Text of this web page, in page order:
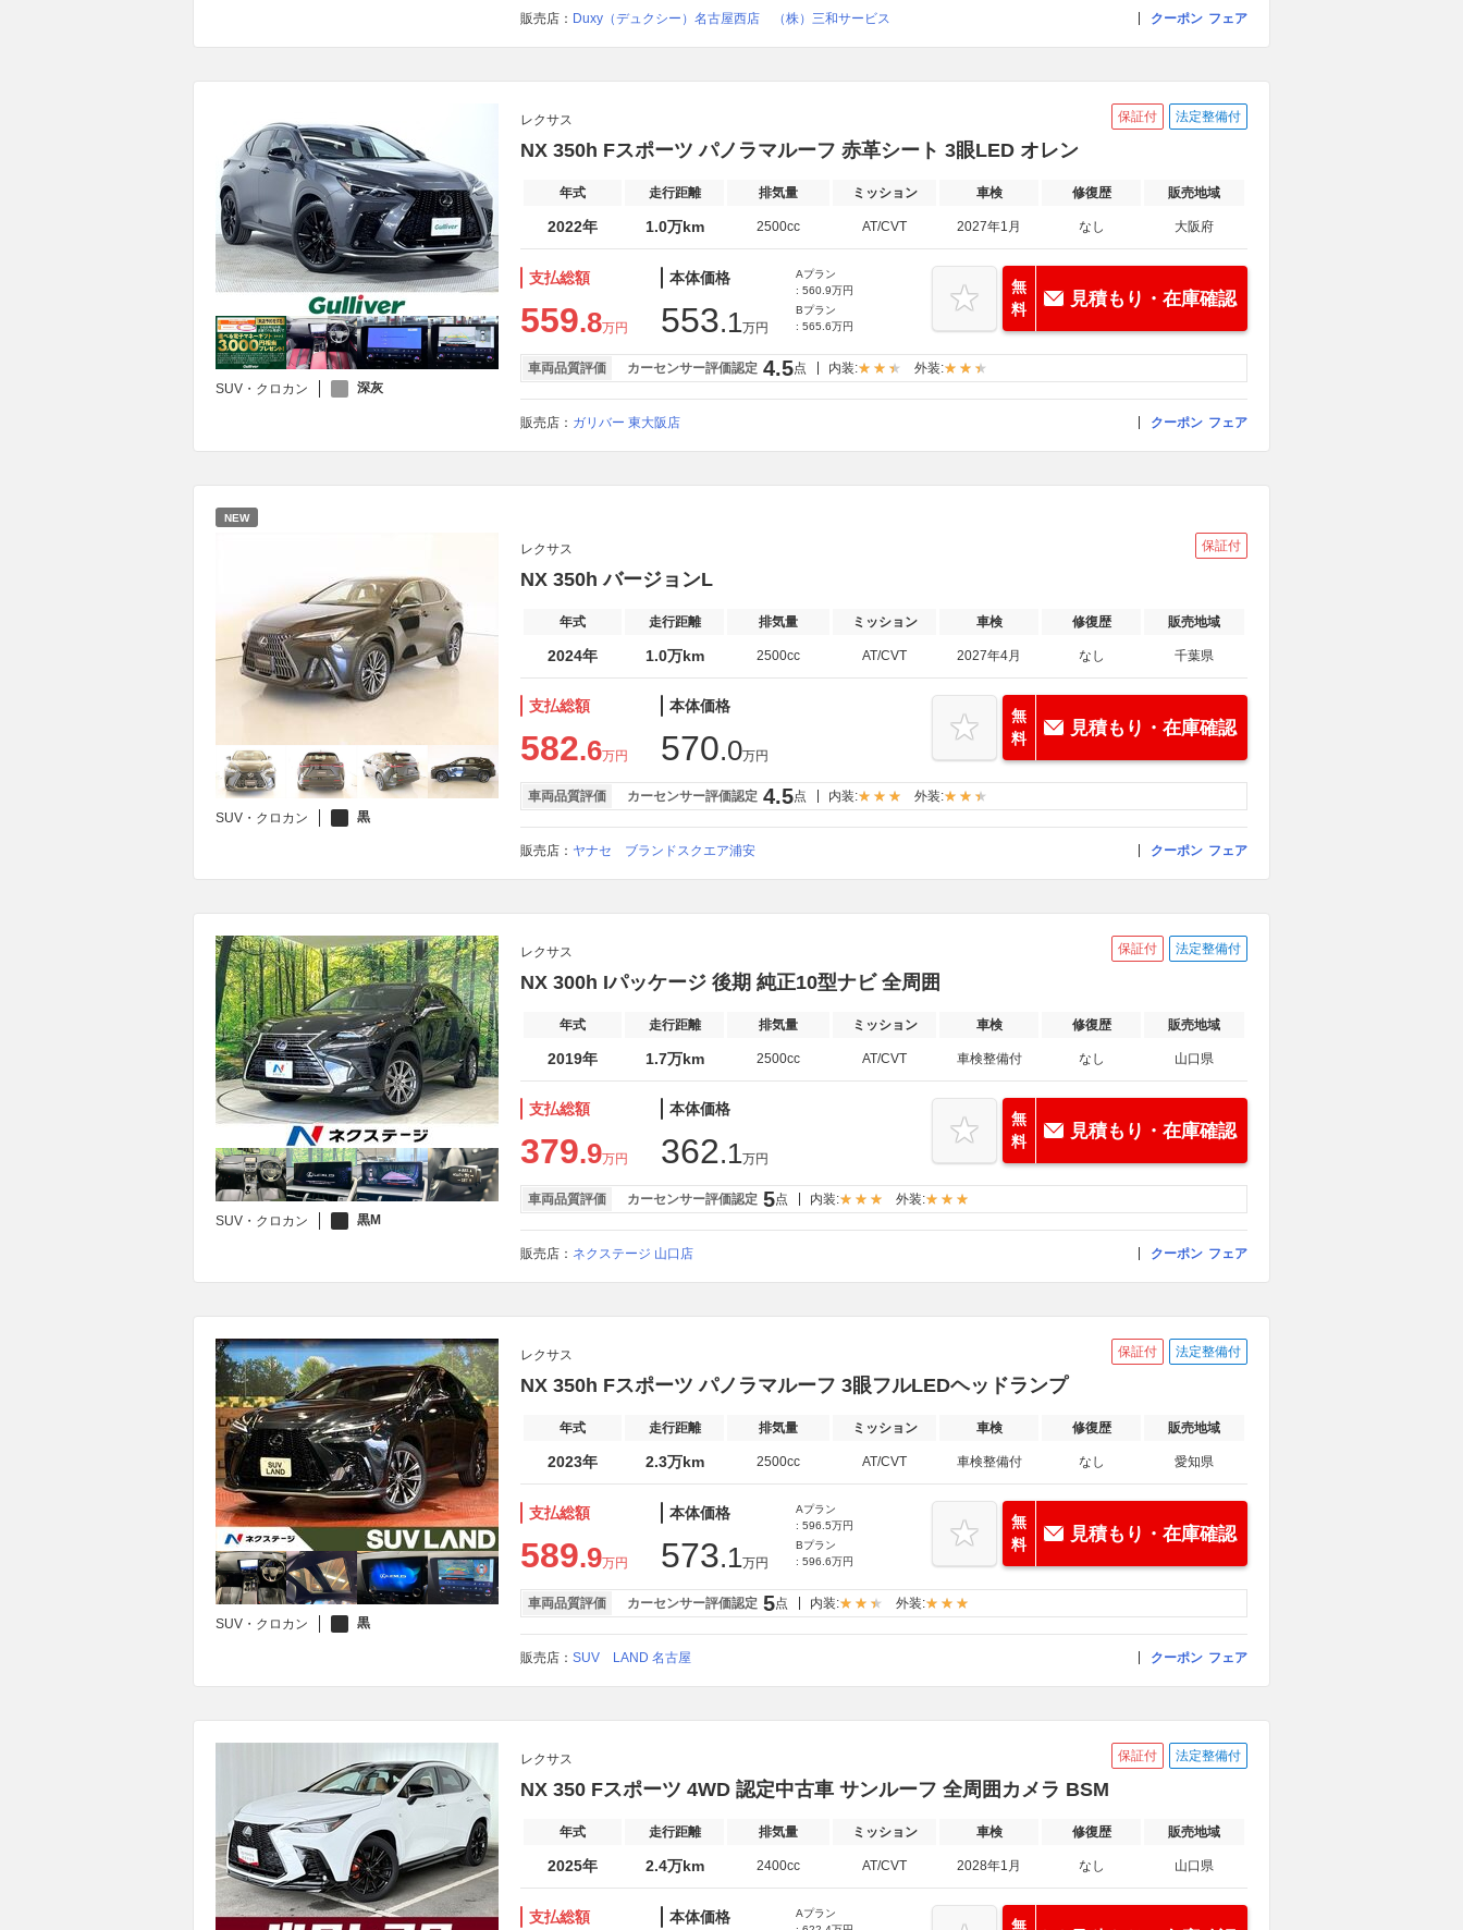
販売店： Duxy（デュクシー）名古屋西店 （株）三和サービス クーポン フェア
SUV・クロカン 深灰
レクサス 保証付 法定整備付
NX 350h Fスポーツ パノラマルーフ 赤革シート 3眼LED オレン
年式 走行距離 排気量 ミッション 車検 修復歴 販売地域
2022年 1.0万km 2500cc AT/CVT 2027年1月 なし 大阪府
支払総額
559.8万円
本体価格
553.1万円
Aプラン
: 560.9万円
Bプラン
: 565.6万円
無
料
見積もり・在庫確認
車両品質評価 カーセンサー評価認定 4.5点 内装: 外装:
販売店： ガリバー 東大阪店 クーポン フェア
NEW
SUV・クロカン 黒
レクサス 保証付
NX 350h バージョンL
年式 走行距離 排気量 ミッション 車検 修復歴 販売地域
2024年 1.0万km 2500cc AT/CVT 2027年4月 なし 千葉県
支払総額
582.6万円
本体価格
570.0万円
無
料
見積もり・在庫確認
車両品質評価 カーセンサー評価認定 4.5点 内装: 外装:
販売店： ヤナセ ブランドスクエア浦安 クーポン フェア
SUV・クロカン 黒M
レクサス 保証付 法定整備付
NX 300h Iパッケージ 後期 純正10型ナビ 全周囲
年式 走行距離 排気量 ミッション 車検 修復歴 販売地域
2019年 1.7万km 2500cc AT/CVT 車検整備付 なし 山口県
支払総額
379.9万円
本体価格
362.1万円
無
料
見積もり・在庫確認
車両品質評価 カーセンサー評価認定 5点 内装: 外装:
販売店： ネクステージ 山口店 クーポン フェア
SUV・クロカン 黒
レクサス 保証付 法定整備付
NX 350h Fスポーツ パノラマルーフ 3眼フルLEDヘッドランプ
年式 走行距離 排気量 ミッション 車検 修復歴 販売地域
2023年 2.3万km 2500cc AT/CVT 車検整備付 なし 愛知県
支払総額
589.9万円
本体価格
573.1万円
Aプラン
: 596.5万円
Bプラン
: 596.6万円
無
料
見積もり・在庫確認
車両品質評価 カーセンサー評価認定 5点 内装: 外装:
販売店： SUV LAND 名古屋 クーポン フェア
レクサス 保証付 法定整備付
NX 350 Fスポーツ 4WD 認定中古車 サンルーフ 全周囲カメラ BSM
年式 走行距離 排気量 ミッション 車検 修復歴 販売地域
2025年 2.4万km 2400cc AT/CVT 2028年1月 なし 山口県
支払総額 本体価格
Aプラン
無